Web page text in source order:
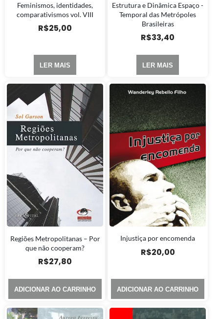
Feminismos, identidades,
comparativismos vol. VIII
R$25,00
LER MAIS
Estrutura e Dinâmica Espaço -
Temporal das Metrópoles
Brasileiras
R$33,40
LER MAIS
Regiões Metropolitanas – Por
que não cooperam?
R$27,80
ADICIONAR AO CARRINHO
Injustiça por encomenda
R$20,00
ADICIONAR AO CARRINHO